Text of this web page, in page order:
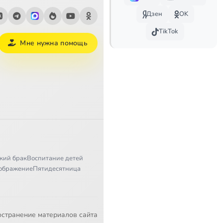
Мне нужна помощь
бракВоспитание детей
Пятидесятница
материалов сайта
Дзен
OK
TikTok